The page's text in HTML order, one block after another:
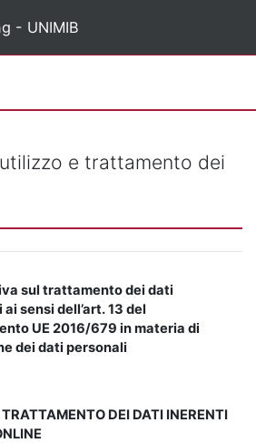
- UNIMIB
e trattamento dei
sul trattamento dei dati
sensi dell’art. 13 del
UE 2016/679 in materia di
dei dati personali
DEI DATI INERENTI